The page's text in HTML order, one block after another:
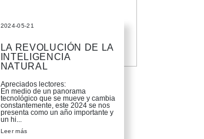
2024-05-21
LA REVOLUCIÓN DE LA
INTELIGENCIA
NATURAL
Apreciados lectores:
En medio de un panorama
tecnológico que se mueve y cambia
constantemente, este 2024 se nos
presenta como un año importante y
un hi...
Leer más